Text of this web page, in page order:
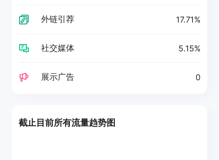
外链引荐 17.71%
社交媒体 5.15%
展示广告 0
截止目前所有流量趋势图